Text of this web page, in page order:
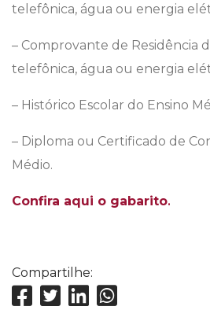
telefônica, água ou energia
– Comprovante de Residência
telefônica, água ou energia
– Histórico Escolar do Ensino
– Diploma ou Certificado de
Médio.
Confira aqui o gabarito.
Compartilhe: